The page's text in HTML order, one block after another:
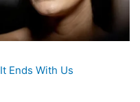
It Ends With Us